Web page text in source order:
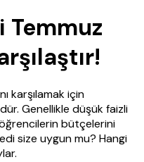
Temmuz
karşılamak için
Genellikle düşük faizli
bütçelerini
size uygun mu? Hangi